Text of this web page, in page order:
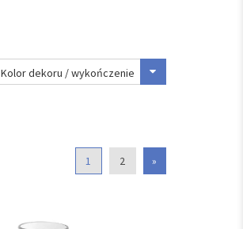
Kolor dekoru / wykończenie
1 2 »